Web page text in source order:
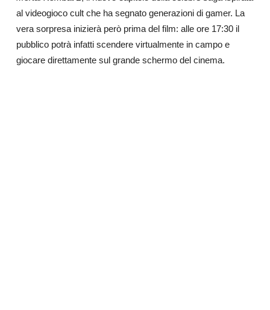
al videogioco cult che ha segnato generazioni di gamer. La
vera sorpresa inizierà però prima del film: alle ore 17:30 il
pubblico potrà infatti scendere virtualmente in campo e
giocare direttamente sul grande schermo del cinema.